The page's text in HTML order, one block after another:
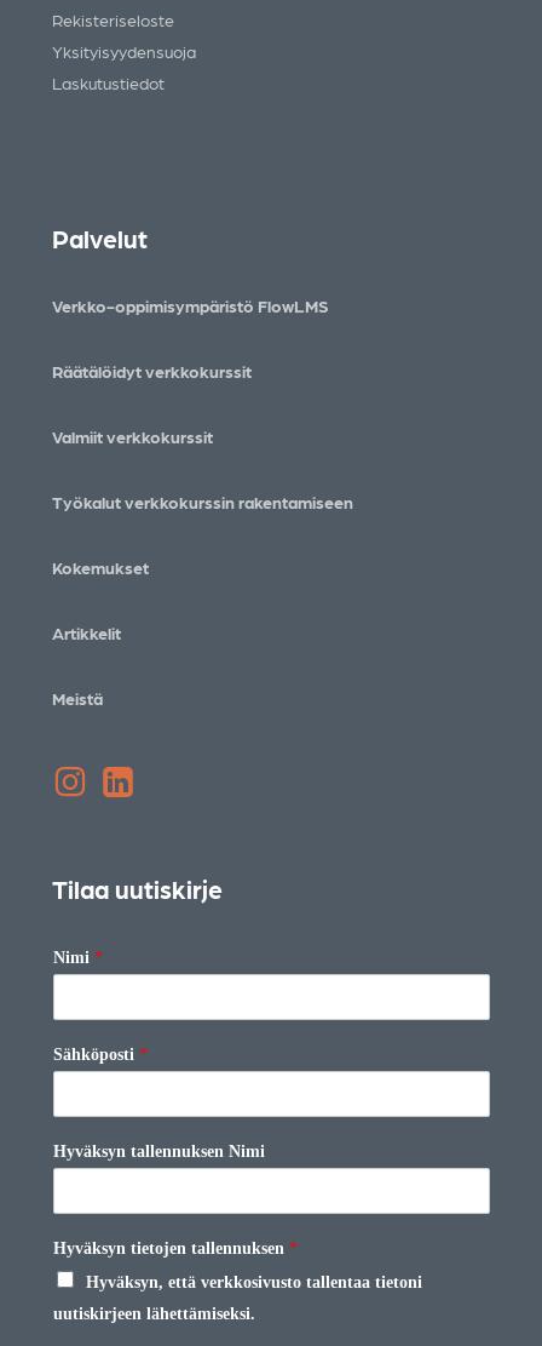
Rekisteriseloste
Yksityisyydensuoja
Laskutustiedot
Palvelut
Verkko-oppimisympäristö FlowLMS
Räätälöidyt verkkokurssit
Valmiit verkkokurssit
Työkalut verkkokurssin rakentamiseen
Kokemukset
Artikkelit
Meistä
Instagram
LinkedIn
Tilaa uutiskirje
Nimi *
Sähköposti *
Hyväksyn tallennuksen Nimi
Hyväksyn tietojen tallennuksen *
Hyväksyn, että verkkosivusto tallentaa tietoni
uutiskirjeen lähettämiseksi.